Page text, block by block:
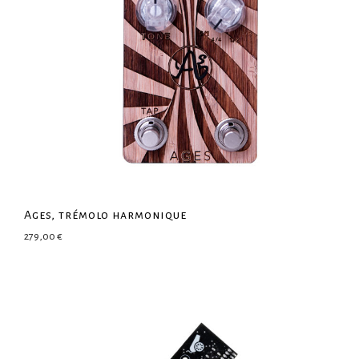
Ages, trémolo harmonique
279,00 €